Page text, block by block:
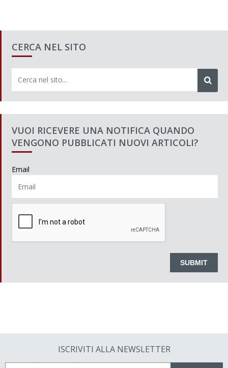
CERCA NEL SITO
VUOI RICEVERE UNA NOTIFICA QUANDO
VENGONO PUBBLICATI NUOVI ARTICOLI?
Email
ISCRIVITI ALLA NEWSLETTER